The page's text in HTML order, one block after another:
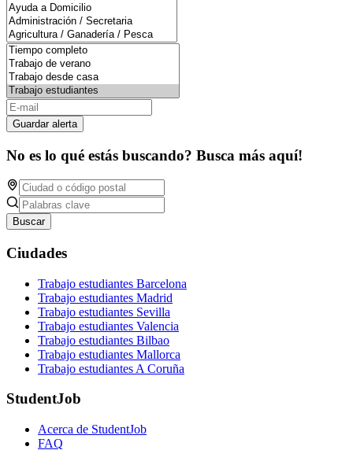
Guardar alerta
No es lo qué estás buscando? Busca más aquí!
Buscar
Ciudades
Trabajo estudiantes Barcelona
Trabajo estudiantes Madrid
Trabajo estudiantes Sevilla
Trabajo estudiantes Valencia
Trabajo estudiantes Bilbao
Trabajo estudiantes Mallorca
Trabajo estudiantes A Coruña
StudentJob
Acerca de StudentJob
FAQ